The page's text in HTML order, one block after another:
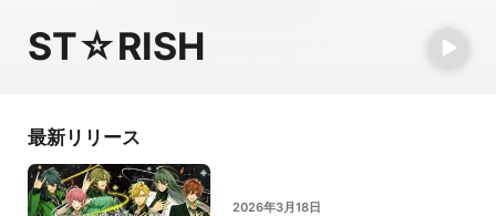
ST☆RISH
最新リリース
2026年3月18日